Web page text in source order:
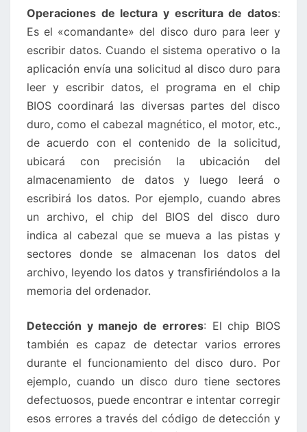
Operaciones de lectura y escritura de datos:
Es el «comandante» del disco duro para leer y
escribir datos. Cuando el sistema operativo o la
aplicación envía una solicitud al disco duro para
leer y escribir datos, el programa en el chip
BIOS coordinará las diversas partes del disco
duro, como el cabezal magnético, el motor, etc.,
de acuerdo con el contenido de la solicitud,
ubicará con precisión la ubicación del
almacenamiento de datos y luego leerá o
escribirá los datos. Por ejemplo, cuando abres
un archivo, el chip del BIOS del disco duro
indica al cabezal que se mueva a las pistas y
sectores donde se almacenan los datos del
archivo, leyendo los datos y transfiriéndolos a la
memoria del ordenador.
Detección y manejo de errores: El chip BIOS
también es capaz de detectar varios errores
durante el funcionamiento del disco duro. Por
ejemplo, cuando un disco duro tiene sectores
defectuosos, puede encontrar e intentar corregir
esos errores a través del código de detección y